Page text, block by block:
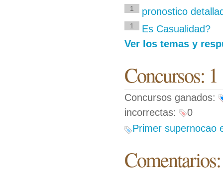
1 pronostico
1
Es Casualidad?
Ver los temas y
Concursos: 1
Concursos ganados:
incorrectas:
0
Primer supernocao